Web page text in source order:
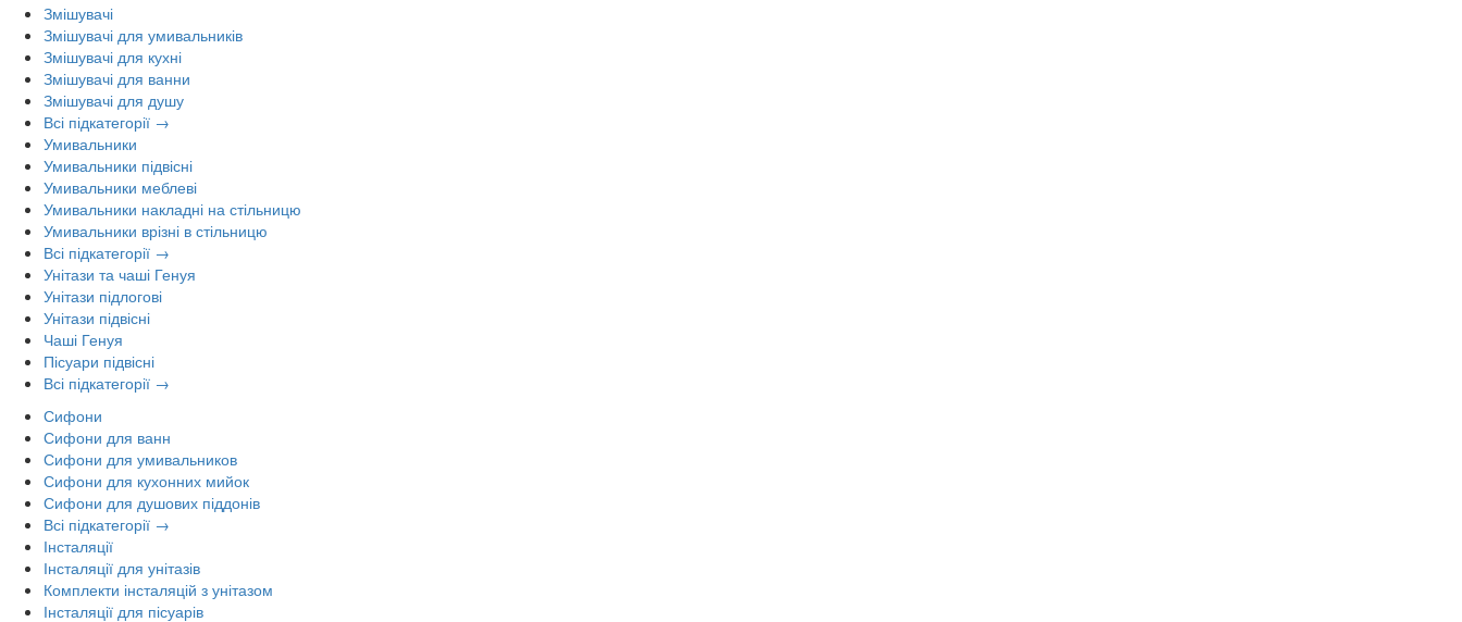
Змішувачі
Змішувачі для умивальників
Змішувачі для кухні
Змішувачі для ванни
Змішувачі для душу
Всі підкатегорії →
Умивальники
Умивальники підвісні
Умивальники меблеві
Умивальники накладні на стільницю
Умивальники врізні в стільницю
Всі підкатегорії →
Унітази та чаші Генуя
Унітази підлогові
Унітази підвісні
Чаші Генуя
Пісуари підвісні
Всі підкатегорії →
Сифони
Сифони для ванн
Сифони для умивальников
Сифони для кухонних мийок
Сифони для душових піддонів
Всі підкатегорії →
Інсталяції
Інсталяції для унітазів
Комплекти інсталяцій з унітазом
Інсталяції для пісуарів